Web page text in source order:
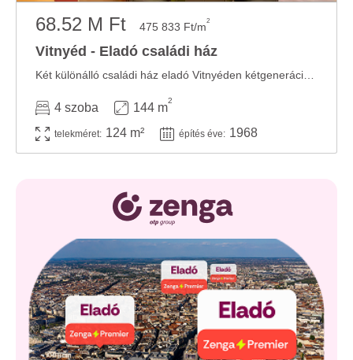
68.52 M Ft 475 833 Ft/m2
Vitnyéd - Eladó családi ház
4 szoba 144 m
2
telekméret: 124 m² építés éve: 1968